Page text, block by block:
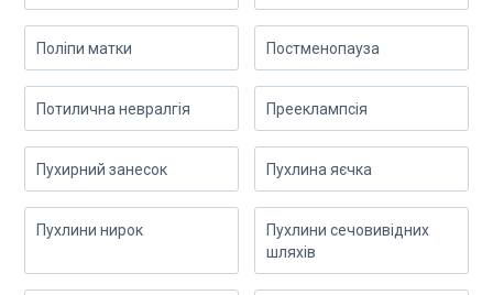
Поліпи матки Постменопауза
Потилична невралгія Прееклампсія
Пухирний занесок Пухлина яєчка
Пухлини нирок
Пухлини сечовивідних
шляхів